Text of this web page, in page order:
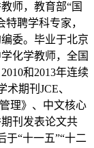
师，教育部“国
聘学科专家，
委。毕业于北京
化学教师，全国
和2013年连续
期刊JCE、
理》、中文核心
刊发表论文共
于“十一五”“十二